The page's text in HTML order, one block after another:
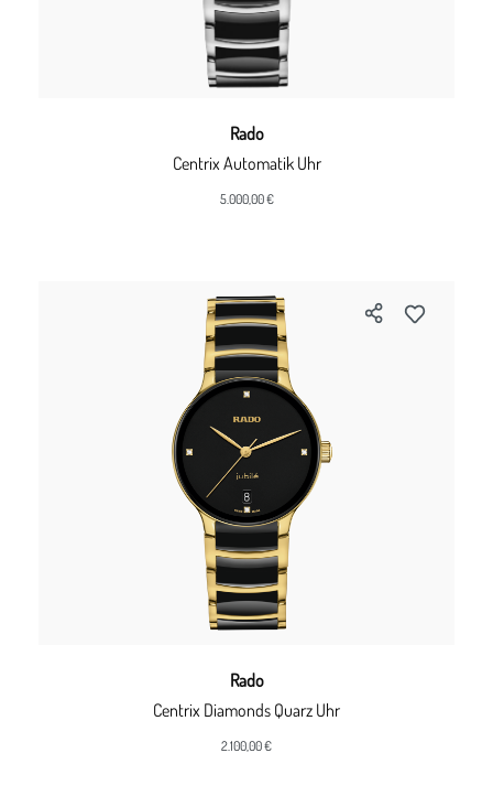
Rado
Centrix Automatik Uhr
5.000,00 €
Rado
Centrix Diamonds Quarz Uhr
2.100,00 €